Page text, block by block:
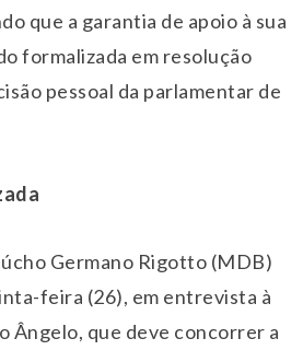
que a garantia de apoio à sua
formalizada em resolução
pessoal da parlamentar de
Germano Rigotto (MDB)
-feira (26), em entrevista à
Ângelo, que deve concorrer a